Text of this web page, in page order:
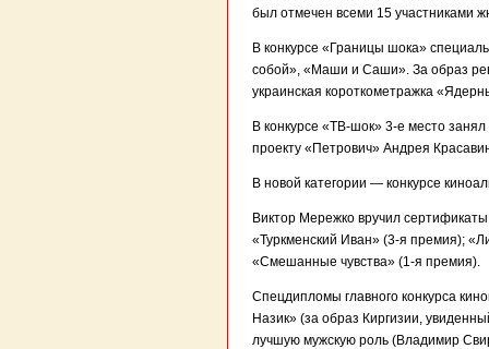
был отмечен всеми 15 участниками
В конкурсе «Границы шока»
собой», «Маши и Саши». За образ
украинская короткометражка
В конкурсе «ТВ-шок» 3-е место
проекту «Петрович» Андрея
В новой категории — конкурсе
Виктор Мережко вручил
«Туркменский Иван» (3-я премия);
«Смешанные чувства» (1-я премия).
Спецдипломы главного конкурса
Назик» (за образ Киргизии,
лучшую мужскую роль (Владимир